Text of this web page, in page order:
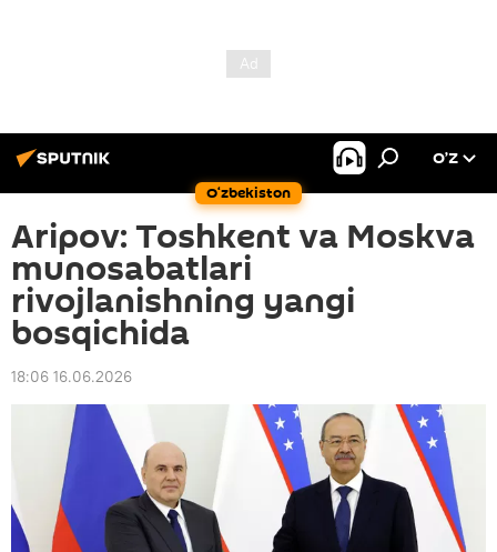
O‘zbekiston
O’Z
Aripov: Toshkent va Moskva
munosabatlari
rivojlanishning yangi
bosqichida
18:06 16.06.2026